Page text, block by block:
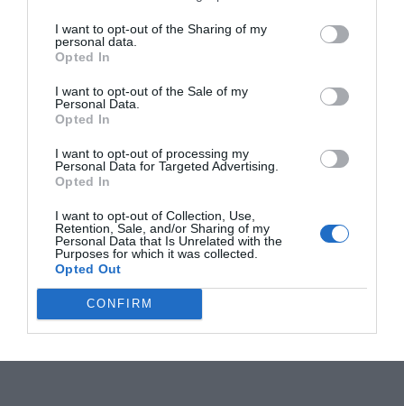
I want to opt-out of the Sharing of my
personal data.
Opted In
I want to opt-out of the Sale of my
Personal Data.
Opted In
I want to opt-out of processing my
Personal Data for Targeted Advertising.
Opted In
I want to opt-out of Collection, Use,
Retention, Sale, and/or Sharing of my
Personal Data that Is Unrelated with the
Purposes for which it was collected.
Opted Out
CONFIRM